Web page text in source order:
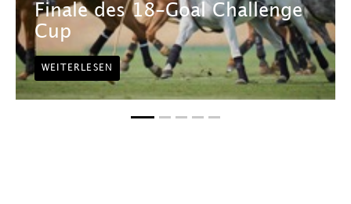
Finale des 18-Goal Challenge
Cup
WEITERLESEN